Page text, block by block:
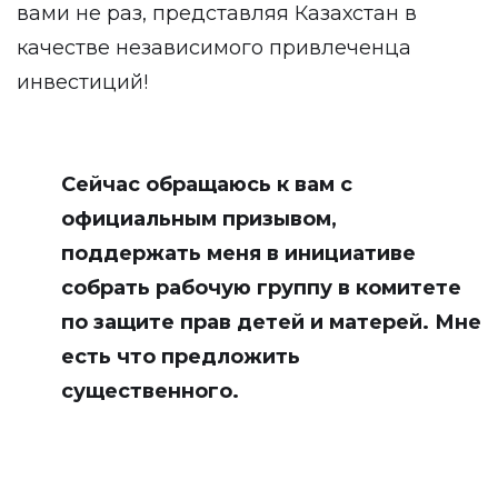
вами не раз, представляя Казахстан в
качестве независимого привлеченца
инвестиций!
Сейчас обращаюсь к вам с
официальным призывом,
поддержать меня в инициативе
собрать рабочую группу в комитете
по защите прав детей и матерей. Мне
есть что предложить
существенного.